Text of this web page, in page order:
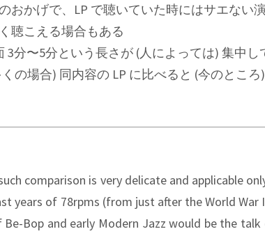
おかげで、LP で聴いていた時にはサエない
聴こえる場合もある
3分〜5分という長さが (人によっては) 集中
くの場合) 同内容の LP に比べると (今のとこ
comparison is very delicate and applicable
years of 78rpms (from just after the World
Be-Bop and early Modern Jazz would be the